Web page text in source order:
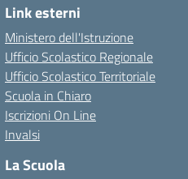
Link esterni
Ministero dell'Istruzione
Ufficio Scolastico Regionale
Ufficio Scolastico Territoriale
Scuola in Chiaro
Iscrizioni On Line
Invalsi
La Scuola